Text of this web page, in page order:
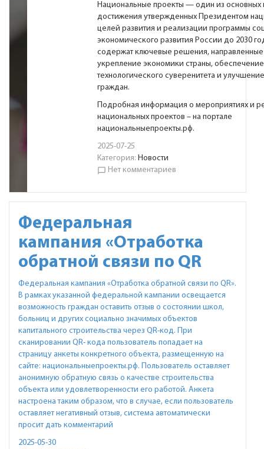
Национальные проекты — один из основных
достижения утвержденных Президентом
целей развития и реализации программы
экономического развития России до 2030
содержат ключевые решения, направленные
укрепление экономики страны, обеспечение
технологического суверенитета и
граждан.
Подробная информация о мероприятиях и
национальных проектов – на портале
национальныепроекты.рф.
2025-07-25
Категория: Новости
chat_bubble_outline Нет комментариев
Федеральная
кампания «Отработка
обратной связи по QR
Федеральная кампания «Отработка обратной связи по QR».
В рамках указанной федеральной кампании освещается
возможность граждан оставить отзыв о состоянии школ,
больниц и других социально значимых объектов
капитального строительства через QR-код. При
сканировании QR- кода пользователь попадает на
страницу анкеты конкретного объекта, размещенную на
сайте: национальныепроекты.рф. Пользователь оставляет
анонимную обратную связь о качестве строительства
объекта или удовлетворенности его работой. Анкета
настроена таким образом, что в случае, если пользователь
оставляет негативный отзыв, система автоматически
просит дать комментарий
2025-05-30